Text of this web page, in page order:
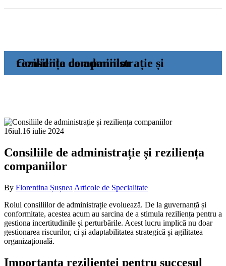
Consiliile de administrație și reziliența companiilor
16iul.16 iulie 2024
Consiliile de administrație și reziliența
companiilor
By Florentina Șușnea Articole de Specialitate
Rolul consiliilor de administrație evoluează. De la guvernanță și
conformitate, acestea acum au sarcina de a stimula reziliența pentru a
gestiona incertitudinile și perturbările. Acest lucru implică nu doar
gestionarea riscurilor, ci și adaptabilitatea strategică și agilitatea
organizațională.
Importanța rezilienței pentru succesul